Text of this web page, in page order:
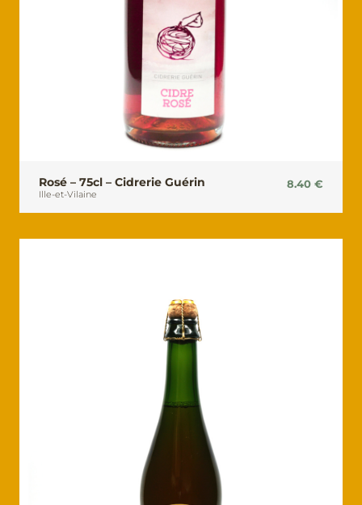
Rosé – 75cl – Cidrerie Guérin
Ille-et-Vilaine
8.40 €